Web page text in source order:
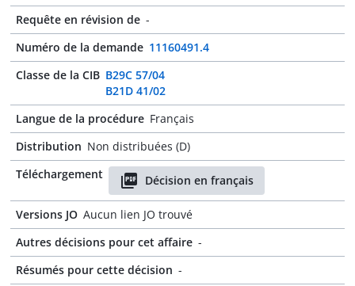
Requête en révision de -
Numéro de la demande 11160491.4
Classe de la CIB B29C 57/04
B21D 41/02
Langue de la procédure Français
Distribution Non distribuées (D)
Téléchargement
Décision en français
Versions JO Aucun lien JO trouvé
Autres décisions pour cet affaire -
Résumés pour cette décision -